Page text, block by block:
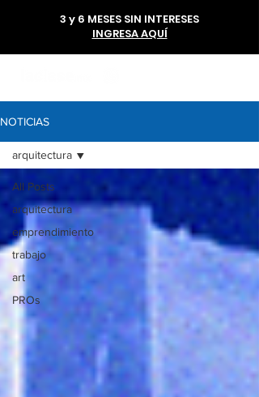
3 y 6 MESES SIN INTERESES
INGRESA AQUÍ
NOTICIAS
All Posts
arquitectura
emprendimiento
trabajo
art
PROs
arquitectura